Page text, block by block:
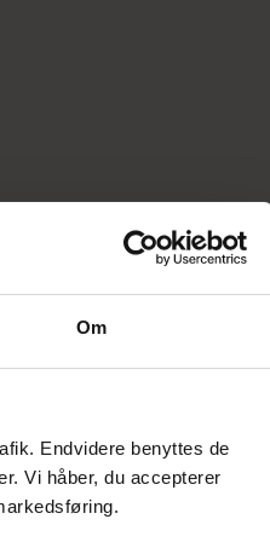
Om
Endvidere benyttes de
Vi håber, du accepterer
2015-2022